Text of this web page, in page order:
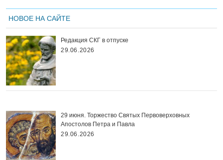
НОВОЕ НА САЙТЕ
Редакция СКГ в отпуске
29.06.2026
29 июня. Торжество Святых Первоверховных
Апостолов Петра и Павла
29.06.2026